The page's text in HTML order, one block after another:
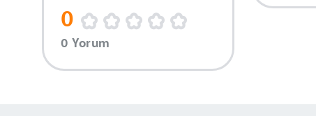
0
0 Yorum